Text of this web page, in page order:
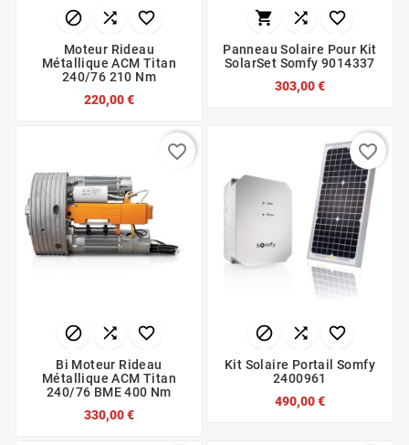
  
Moteur Rideau
Métallique ACM Titan
240/76 210 Nm
220,00 €
  
Panneau Solaire Pour Kit
SolarSet Somfy 9014337
303,00 €
  
Bi Moteur Rideau
Métallique ACM Titan
240/76 BME 400 Nm
330,00 €
favorite_border
  
Kit Solaire Portail Somfy
2400961
490,00 €
favorite_border